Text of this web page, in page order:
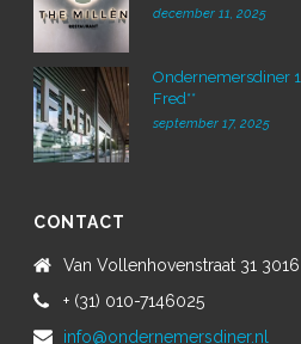
december 11, 2025
Ondernemersdiner
Fred**
september 17, 2025
CONTACT
Van Vollenhovenstraat 31
+ (31) 010-7146025
info@ondernemersdiner.nl